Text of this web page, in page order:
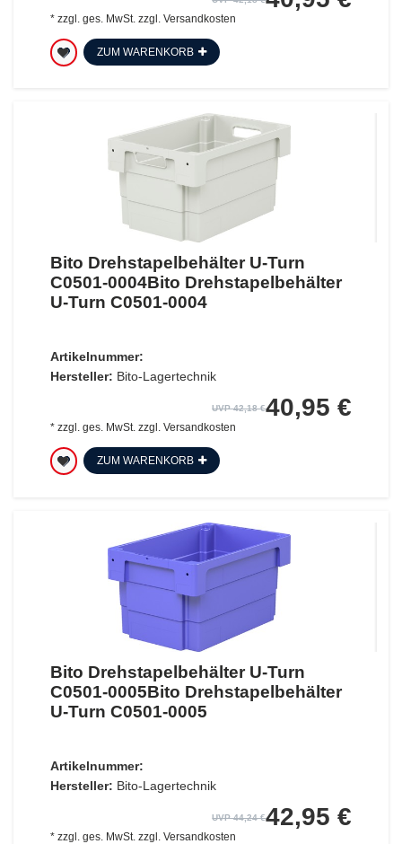
* zzgl. ges. MwSt. zzgl. Versandkosten
ZUM WARENKORB
Bito Drehstapelbehälter U-Turn
C0501-0004Bito Drehstapelbehälter
U-Turn C0501-0004
Artikelnummer:
Hersteller: Bito-Lagertechnik
UVP 42,18 €40,95 €
* zzgl. ges. MwSt.zzgl. Versandkosten
ZUM WARENKORB
Bito Drehstapelbehälter U-Turn
C0501-0005Bito Drehstapelbehälter
U-Turn C0501-0005
Artikelnummer:
Hersteller: Bito-Lagertechnik
UVP 44,24 €42,95 €
* zzgl. ges. MwSt.zzgl. Versandkosten